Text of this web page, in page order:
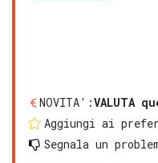
NOVITA':VALUTA
Aggiungi ai
Segnala un